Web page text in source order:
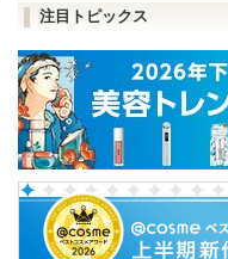
注目トピックス